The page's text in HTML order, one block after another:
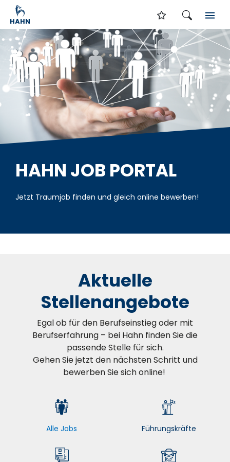
HAHN JOB PORTAL
Jetzt Traumjob finden und gleich online bewerben!
Aktuelle
Stellenangebote
Egal ob für den Berufseinstieg oder mit
Berufserfahrung – bei Hahn finden Sie die
passende Stelle für sich.
Gehen Sie jetzt den nächsten Schritt und
bewerben Sie sich online!
Alle Jobs Führungskräfte